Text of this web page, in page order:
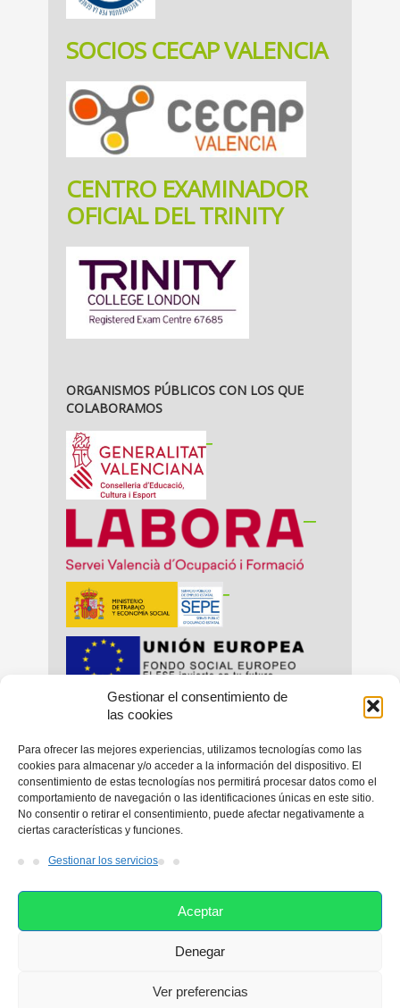
Gestionar el consentimiento de
las cookies
Para ofrecer las mejores experiencias, utilizamos tecnologías como las
cookies para almacenar y/o acceder a la información del dispositivo. El
consentimiento de estas tecnologías nos permitirá procesar datos como el
comportamiento de navegación o las identificaciones únicas en este sitio.
No consentir o retirar el consentimiento, puede afectar negativamente a
ciertas características y funciones.
Gestionar los servicios
Aceptar
Denegar
Ver preferencias
SOCIOS CECAP VALENCIA
CENTRO EXAMINADOR
OFICIAL DEL TRINITY
ORGANISMOS PÚBLICOS CON LOS QUE
COLABORAMOS
_ _
_
por el sitio web. Si continúa navegando consideramos que está
de acuerdo con su uso. Si desea ampliar más información